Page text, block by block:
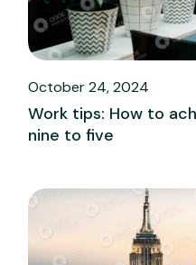
October 24, 2024
Work tips: How to
nine to five